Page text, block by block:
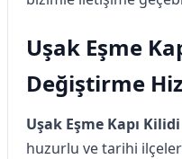
Uşak Eşme
Değiştirme
Uşak Eşme Kapı
huzurlu ve tarihi